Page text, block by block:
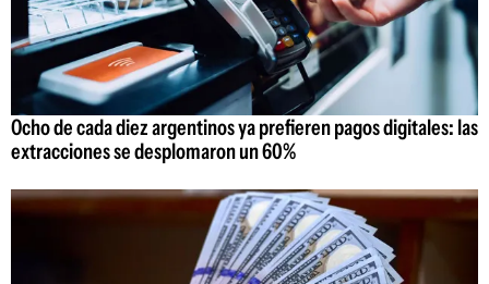
Ocho de cada diez argentinos ya prefieren pagos digitales: las
extracciones se desplomaron un 60%